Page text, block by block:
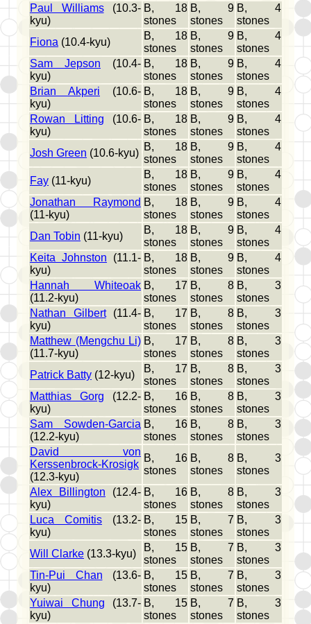
Paul Williams(10.3-
kyu)
B, 18
stones
B, 9
stones
B, 4
stones
Fiona (10.4-kyu)
B, 18
stones
B, 9
stones
B, 4
stones
Sam Jepson (10.4-
kyu)
B, 18
stones
B, 9
stones
B, 4
stones
Brian Akperi (10.6-
kyu)
B, 18
stones
B, 9
stones
B, 4
stones
Rowan Litting (10.6-
kyu)
B, 18
stones
B, 9
stones
B, 4
stones
Josh Green (10.6-kyu)
B, 18
stones
B, 9
stones
B, 4
stones
Fay (11-kyu)
B, 18
stones
B, 9
stones
B, 4
stones
Jonathan Raymond
(11-kyu)
B, 18
stones
B, 9
stones
B, 4
stones
Dan Tobin (11-kyu)
B, 18
stones
B, 9
stones
B, 4
stones
Keita Johnston (11.1-
kyu)
B, 18
stones
B, 9
stones
B, 4
stones
Hannah Whiteoak
(11.2-kyu)
B, 17
stones
B, 8
stones
B, 3
stones
Nathan Gilbert(11.4-
kyu)
B, 17
stones
B, 8
stones
B, 3
stones
Matthew (Mengchu Li)
(11.7-kyu)
B, 17
stones
B, 8
stones
B, 3
stones
Patrick Batty (12-kyu)
B, 17
stones
B, 8
stones
B, 3
stones
Matthias Gorg (12.2-
kyu)
B, 16
stones
B, 8
stones
B, 3
stones
Sam Sowden-Garcia
(12.2-kyu)
B, 16
stones
B, 8
stones
B, 3
stones
David von
Kerssenbrock-Krosigk
(12.3-kyu)
B, 16
stones
B, 8
stones
B, 3
stones
Alex Billington (12.4-
kyu)
B, 16
stones
B, 8
stones
B, 3
stones
Luca Comitis (13.2-
kyu)
B, 15
stones
B, 7
stones
B, 3
stones
Will Clarke (13.3-kyu)
B, 15
stones
B, 7
stones
B, 3
stones
Tin-Pui Chan (13.6-
kyu)
B, 15
stones
B, 7
stones
B, 3
stones
Yuiwai Chung (13.7-
kyu)
B, 15
stones
B, 7
stones
B, 3
stones